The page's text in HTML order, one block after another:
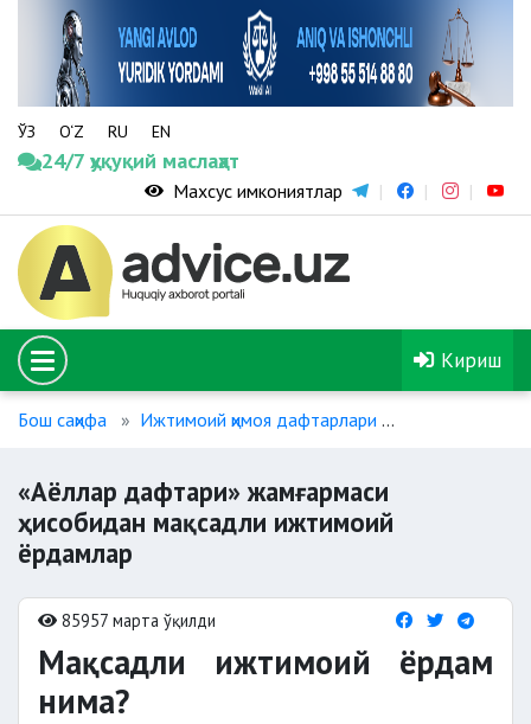
ЎЗ O‘Z RU EN
24/7 ҳуқуқий маслаҳат
Махсус имкониятлар
Кириш
Бош саҳифа Ижтимоий ҳимоя дафтарлари
«Аёллар дафтари» жамғармаси
ҳисобидан мақсадли ижтимоий
ёрдамлар
85957 марта ўқилди
Мақсадли ижтимоий ёрдам
нима?